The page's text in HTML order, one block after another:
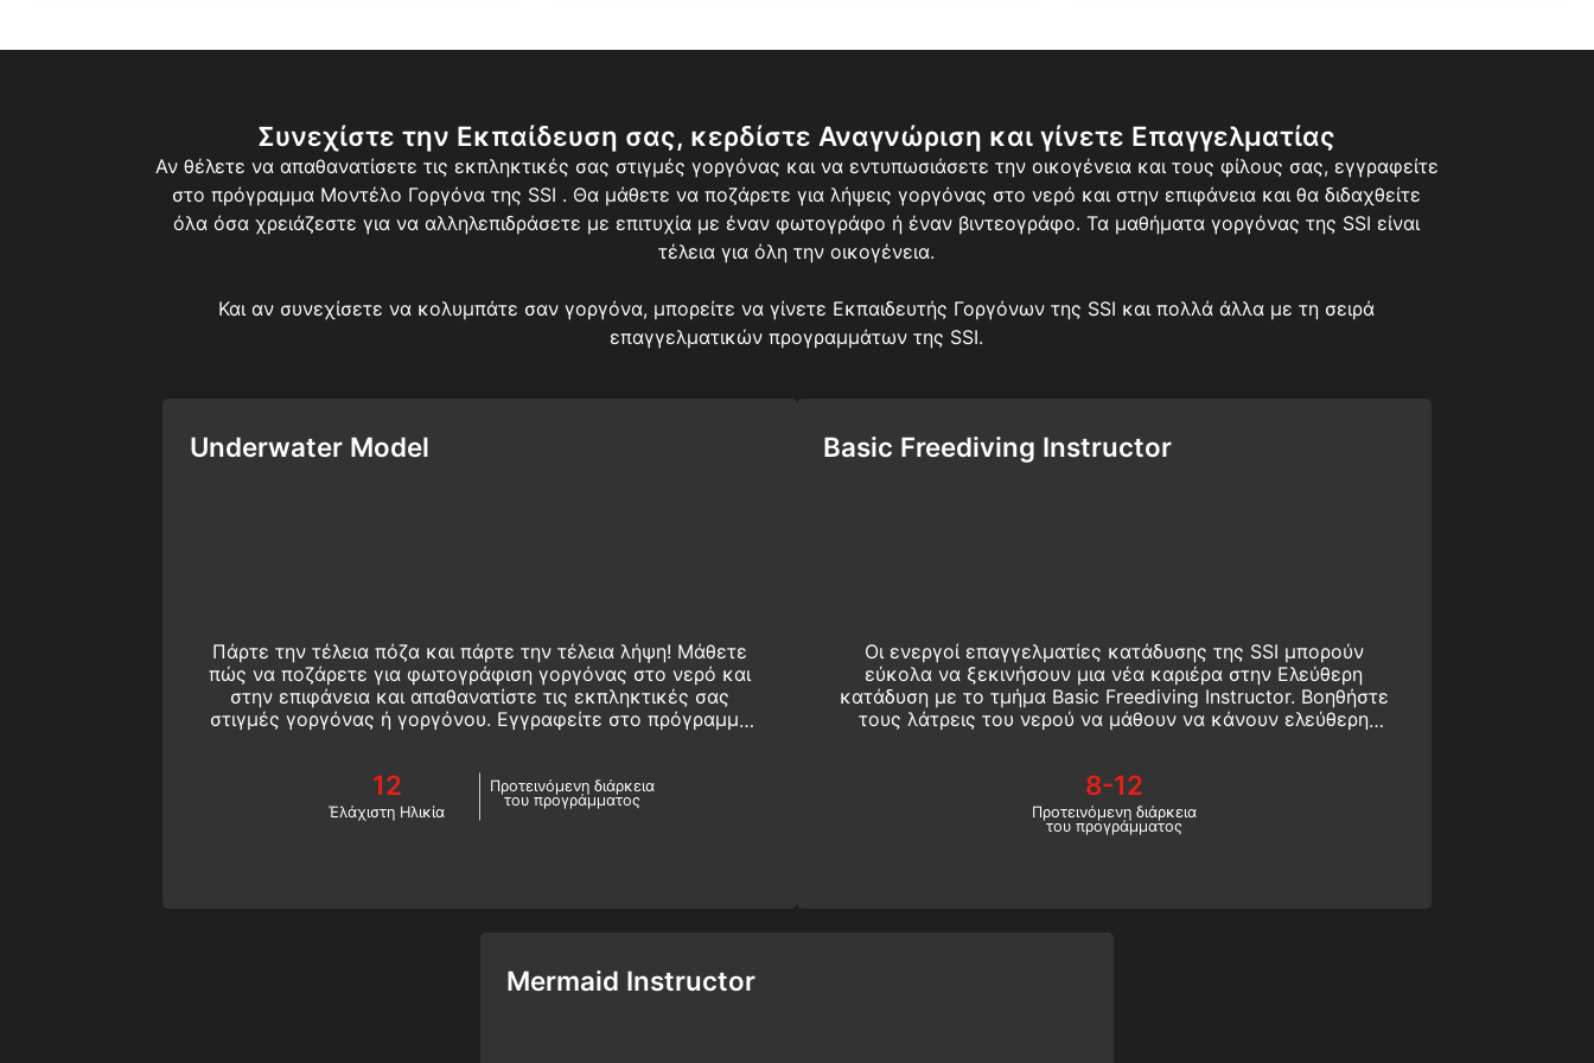
Συνεχίστε την Εκπαίδευση σας, κερδίστε Αναγνώριση και γίνετε Επαγγελματίας
Αν θέλετε να απαθανατίσετε τις εκπληκτικές σας στιγμές γοργόνας και να εντυπωσιάσετε την οικογένεια και τους φίλους σας, εγγραφείτε
στο πρόγραμμα Μοντέλο Γοργόνα της SSI . Θα μάθετε να ποζάρετε για λήψεις γοργόνας στο νερό και στην επιφάνεια και θα διδαχθείτε
όλα όσα χρειάζεστε για να αλληλεπιδράσετε με επιτυχία με έναν φωτογράφο ή έναν βιντεογράφο. Τα μαθήματα γοργόνας της SSI είναι
τέλεια για όλη την οικογένεια.
Και αν συνεχίσετε να κολυμπάτε σαν γοργόνα, μπορείτε να γίνετε Εκπαιδευτής Γοργόνων της SSI και πολλά άλλα με τη σειρά
επαγγελματικών προγραμμάτων της SSI.
Underwater Model
Πάρτε την τέλεια πόζα και πάρτε την τέλεια λήψη! Μάθετε
πώς να ποζάρετε για φωτογράφιση γοργόνας στο νερό και
στην επιφάνεια και απαθανατίστε τις εκπληκτικές σας
στιγμές γοργόνας ή γοργόνου. Εγγραφείτε στο πρόγραμμα
12
Έλάχιστη Ηλικία
Προτεινόμενη διάρκεια
του προγράμματος
Basic Freediving Instructor
Οι ενεργοί επαγγελματίες κατάδυσης της SSI μπορούν
εύκολα να ξεκινήσουν μια νέα καριέρα στην Ελεύθερη
κατάδυση με το τμήμα Basic Freediving Instructor. Βοηθήστε
τους λάτρεις του νερού να μάθουν να κάνουν ελεύθερη
8-12
Προτεινόμενη διάρκεια
του προγράμματος
Mermaid Instructor